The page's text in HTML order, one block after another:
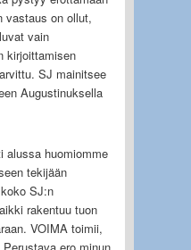
vastaus on ollut,
vain
kirjoittamisen
SJ mainitsee
Augustinuksella
alussa huomiomme
tekijään
SJ:n
rakentuu tuon
VOIMA toimii,